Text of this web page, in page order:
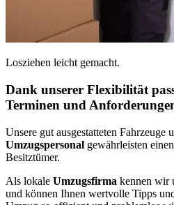
Losziehen leicht gemacht.
Dank unserer Flexibilität
Terminen und
Unsere gut ausgestatteten Fahrzeuge
Umzugspersonal gewährleisten
Besitztümer.
Als lokale Umzugsfirma kennen wir
und können Ihnen wertvolle Tipps